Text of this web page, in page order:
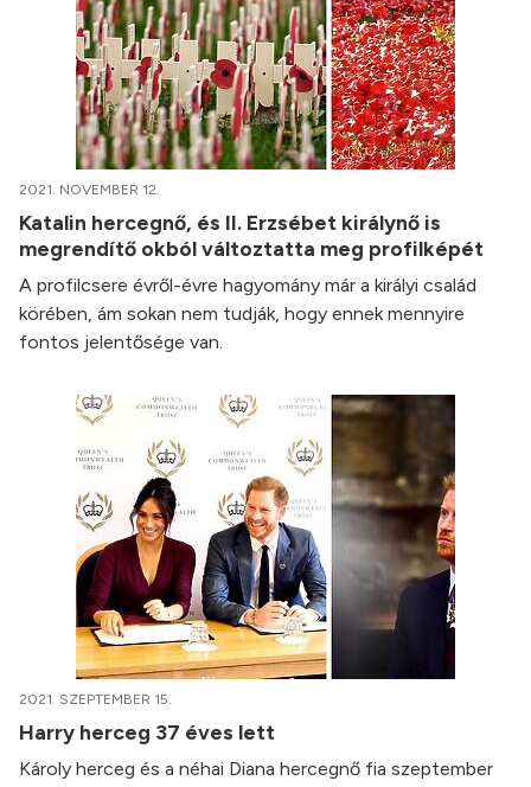
2021. NOVEMBER 12.
Katalin hercegnő, és II. Erzsébet királynő is
megrendítő okból változtatta meg profilképét
A profilcsere évről-évre hagyomány már a királyi család
körében, ám sokan nem tudják, hogy ennek mennyire
fontos jelentősége van.
2021. SZEPTEMBER 15.
Harry herceg 37 éves lett
Károly herceg és a néhai Diana hercegnő fia szeptember